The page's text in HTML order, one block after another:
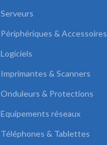
Serveurs
Périphériques & Accessoires
Logiciels
Imprimantes & Scanners
Onduleurs & Protections
Equipements réseaux
Téléphones & Tablettes